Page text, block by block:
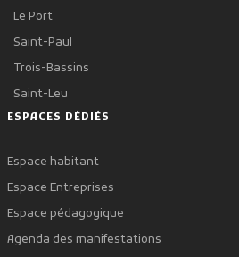
Le Port
Saint-Paul
Trois-Bassins
Saint-Leu
ESPACES DÉDIÉS
Espace habitant
Espace Entreprises
Espace pédagogique
Agenda des manifestations